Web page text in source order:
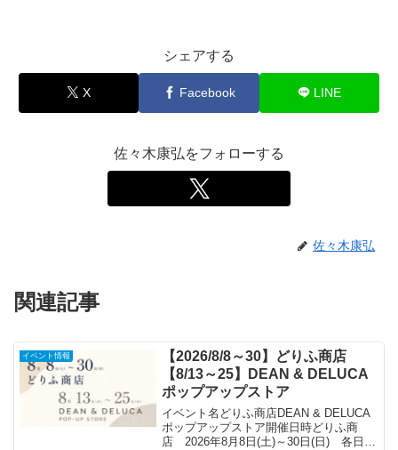
シェアする
X Facebook LINE
佐々木康弘をフォローする
佐々木康弘
関連記事
イベント情報
【2026/8/8～30】どりふ商店
【8/13～25】DEAN & DELUCA
ポップアップストア
イベント名どりふ商店DEAN & DELUCA
ポップアップストア開催日時どりふ商
店 2026年8月8日(土)～30日(日) 各日